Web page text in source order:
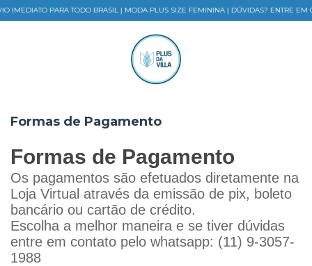
IMEDIATO PARA TODO BRASIL | MODA PLUS SIZE FEMININA | DÚVIDAS? ENTRE EM
Formas de Pagamento
Formas de Pagamento
Os pagamentos são efetuados diretamente na
Loja Virtual através da emissão de pix, boleto
bancário ou cartão de crédito.
Escolha a melhor maneira e se tiver dúvidas
entre em contato pelo whatsapp: (11) 9-3057-
1988